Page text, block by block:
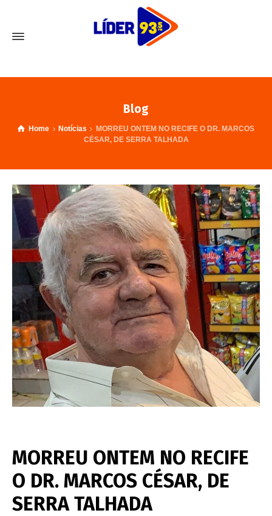
Blog
Home Notícias
MORREU ONTEM NO RECIFE O DR. MARCOS
CÉSAR, DE SERRA TALHADA
MORREU ONTEM NO RECIFE
O DR. MARCOS CÉSAR, DE
SERRA TALHADA